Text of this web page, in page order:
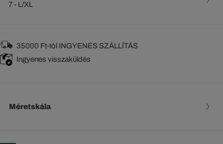
7 - L/XL
35000 Ft-tól INGYENES SZÁLLÍTÁS
Ingyenes visszaküldés
Méretskála